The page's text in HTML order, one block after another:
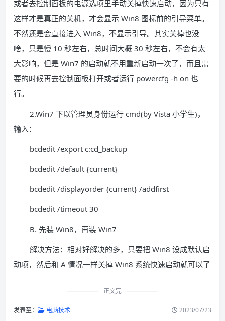
或者去控制面板的电源选项里手动关掉快速启动，因为只有
这样才是真正的关机，才会显示 Win8 图标前的引导菜单。
不然还是会直接进入 Win8，不显示引导。其实关掉也没
啥，只是慢 10 秒左右，总时间大概 30 秒左右，不会有太
大影响，但是 Win7 的启动就不用重新启动一次了，而且需
要的时候再去控制面板打开或者运行 powercfg -h on 也
行。
2.Win7 下以管理员身份运行 cmd(by Vista 小学生)，
输入：
bcdedit /export c:cd_backup
bcdedit /default {current}
bcdedit /displayorder {current} /addfirst
bcdedit /timeout 30
B. 先装 Win8，再装 Win7
解决方法：相对好解决的多，只要把 Win8 设成默认启
动项，然后和 A 情况一样关掉 Win8 系统快速启动就可以了
正文完
发表至： 电脑技术 2023/07/23